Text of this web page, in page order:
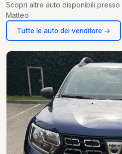
Scopri altre auto disponibili presso
Matteo
Tutte le auto del venditore →